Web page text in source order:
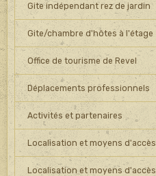
Gite indépendant rez de jardin
Gite/chambre d'hôtes à l'étage
Office de tourisme de Revel
Déplacements professionnels
Activités et partenaires
Localisation et moyens d'accès
Localisation et moyens d'accès